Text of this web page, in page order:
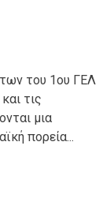
του 1ου ΓΕΛ
τις
μια
πορεία...